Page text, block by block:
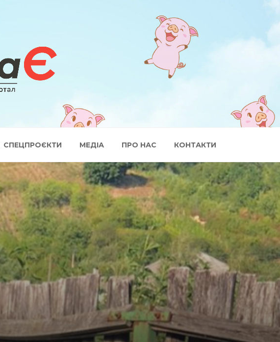
СПЕЦПРОЄКТИ МЕДІА ПРО НАС КОНТАКТИ